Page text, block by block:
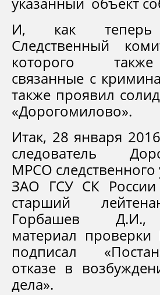
И, как теперь
Следственный
которого
связанные с
также проявил
«Дорогомилово».
Итак, 28 января
следователь
МРСО
ЗАО ГСУ СК
старший
Горбашев Д.И.,
материал
подписал
отказе в
дела».